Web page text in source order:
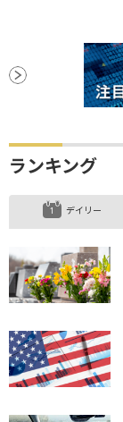
ランキング
デイリー